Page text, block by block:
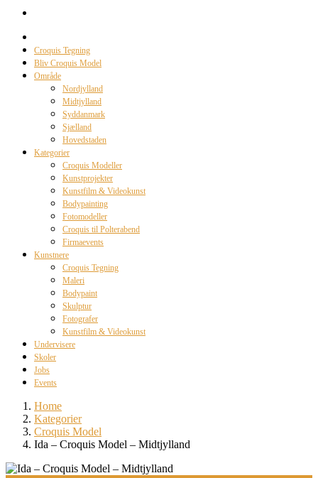
Croquis Tegning
Bliv Croquis Model
Område
Nordjylland
Midtjylland
Syddanmark
Sjælland
Hovedstaden
Kategorier
Croquis Modeller
Kunstprojekter
Kunstfilm & Videokunst
Bodypainting
Fotomodeller
Croquis til Polterabend
Firmaevents
Kunstnere
Croquis Tegning
Maleri
Bodypaint
Skulptur
Fotografer
Kunstfilm & Videokunst
Undervisere
Skoler
Jobs
Events
Home
Kategorier
Croquis Model
Ida – Croquis Model – Midtjylland